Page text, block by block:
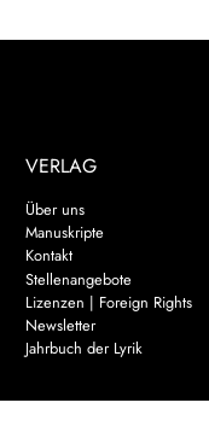
VERLAG
Über uns
Manuskripte
Kontakt
Stellenangebote
Lizenzen | Foreign Rights
Newsletter
Jahrbuch der Lyrik